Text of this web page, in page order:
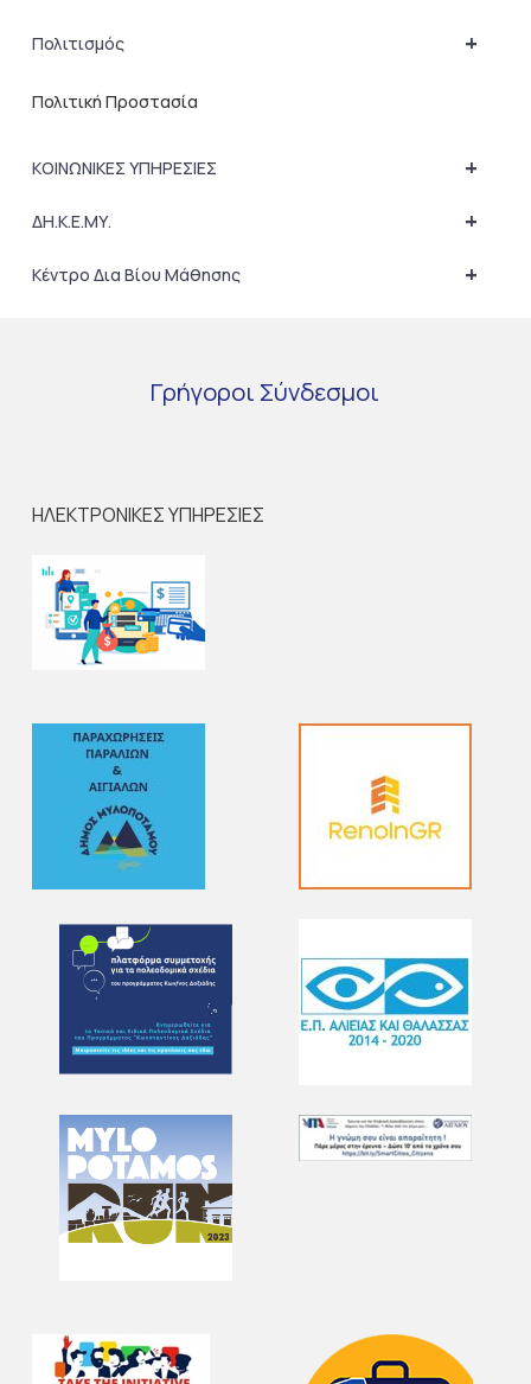
+
Πολιτισμός
Πολιτική Προστασία
+
ΚΟΙΝΩΝΙΚΕΣ ΥΠΗΡΕΣΙΕΣ
+
ΔΗ.Κ.Ε.ΜΥ.
+
Κέντρο Δια Βίου Μάθησης
Γρήγοροι Σύνδεσμοι
ΗΛΕΚΤΡΟΝΙΚΕΣ ΥΠΗΡΕΣΙΕΣ